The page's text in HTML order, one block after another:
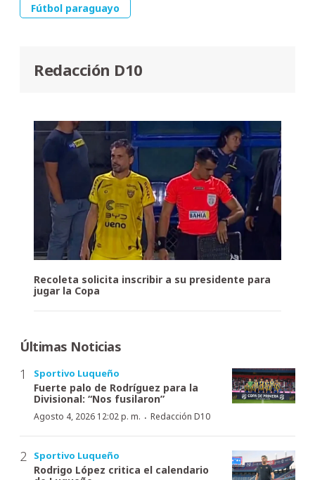
Fútbol paraguayo
Redacción D10
Recoleta solicita inscribir a su presidente para
jugar la Copa
Últimas Noticias
Sportivo Luqueño
Fuerte palo de Rodríguez para la
Divisional: “Nos fusilaron”
Agosto 4, 2026 12:02 p. m. · Redacción D10
Sportivo Luqueño
Rodrigo López critica el calendario